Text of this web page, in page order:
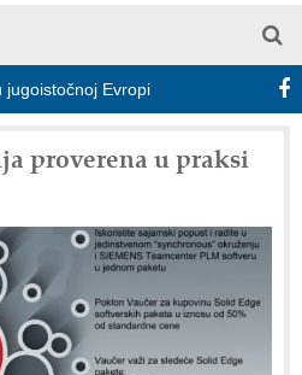
Evropi
proverena u praksi